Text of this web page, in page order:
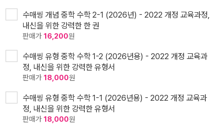
수매씽 개념 중학 수학 2-1 (2026년) - 2022 개정 교육과정,
내신을 위한 강력한 한 권
판매가 16,200원
수매씽 유형 중학 수학 1-2 (2026년용) - 2022 개정 교육과
정, 내신을 위한 강력한 유형서
판매가 18,000원
수매씽 유형 중학 수학 1-1 (2026년용) - 2022 개정 교육과
정, 내신을 위한 강력한 유형서
판매가 18,000원